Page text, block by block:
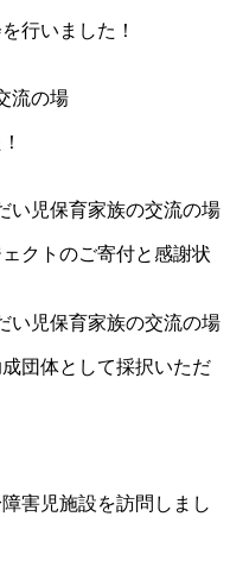
行いました！
流の場
い児保育家族の交流の場
クトのご寄付と感謝状
い児保育家族の交流の場
団体として採択いただ
害児施設を訪問しまし